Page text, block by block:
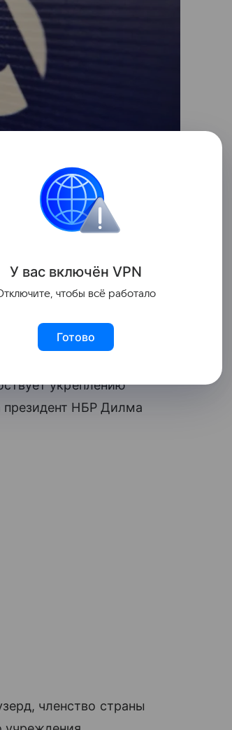
в качестве новой
в соответствии
к НБР.
Африки,
укреплению
президент НБР Дилма
членство страны
У вас включён VPN
чтобы всё работало
Готово